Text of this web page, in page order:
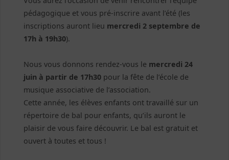
pédagogique et vous pré-inscrire avant l’été (les
inscriptions auront lieu mercredi 2 septembre de
17h à 19h30).
Nous vous donnons rendez-vous le mercredi 24
juin à partir de 17h30pour la fête de l’école de
musique associative de l’association.
Cette année, les élèves enfants ont travaillé sur un
répertoire de bal pour enfants, qu’ils auront le
plaisir de vous faire découvrir. Le bal est gratuit et
ouvert à toutes et tous !